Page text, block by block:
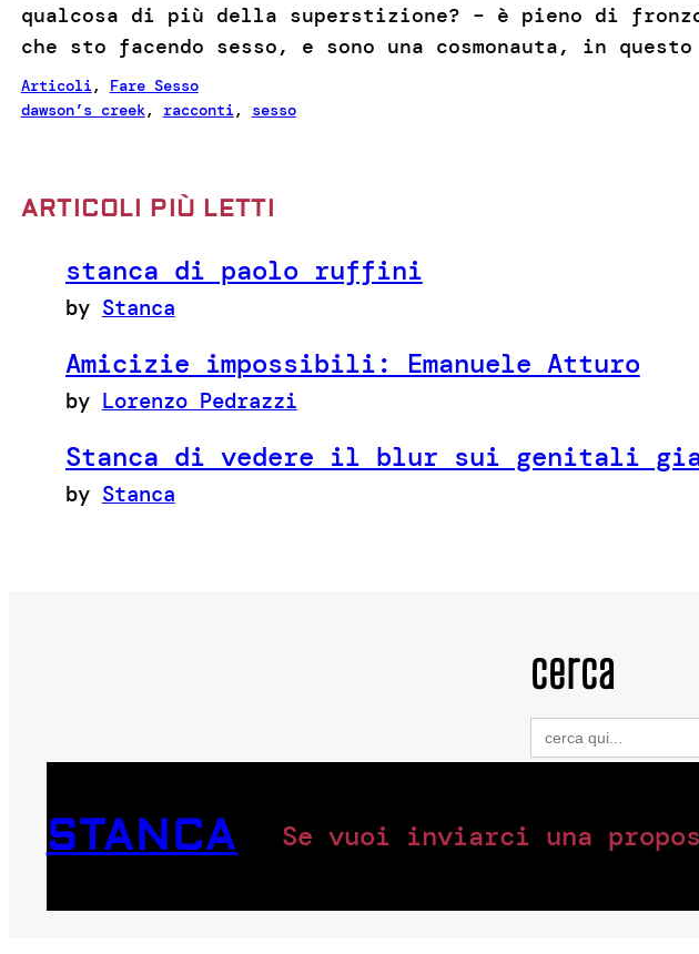
qualcosa di più della superstizione? – è pieno di
che sto facendo sesso, e sono una cosmonauta, in questo
Articoli, Fare Sesso
dawson’s creek, racconti, sesso
ARTICOLI PIÙ LETTI
stanca di paolo ruffini
by Stanca
Amicizie impossibili: Emanuele Atturo
by Lorenzo Pedrazzi
Stanca di vedere il blur sui genitali
by Stanca
cerca
Search
for:
STANCA Se vuoi inviarci una